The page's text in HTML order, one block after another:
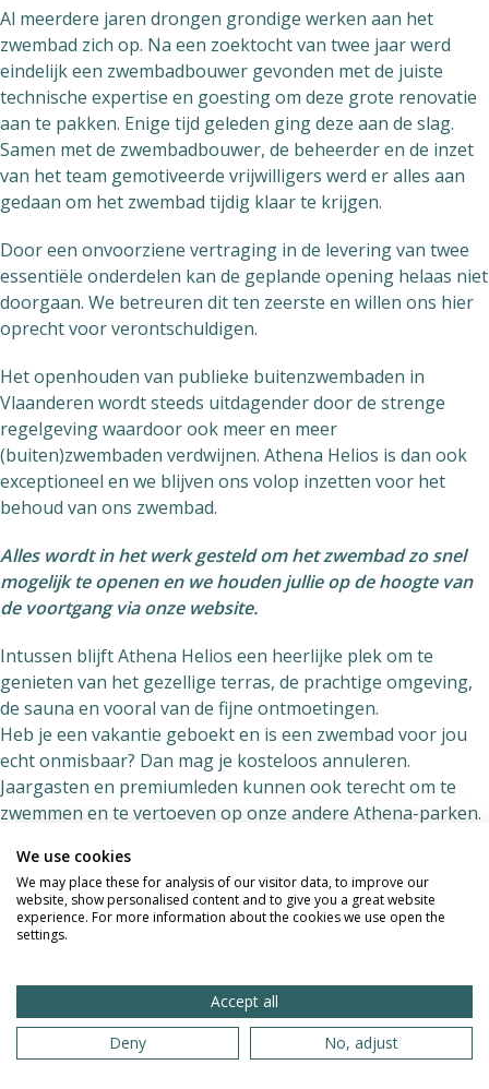
Al meerdere jaren drongen grondige werken aan het
zwembad zich op. Na een zoektocht van twee jaar werd
eindelijk een zwembadbouwer gevonden met de juiste
technische expertise en goesting om deze grote renovatie
aan te pakken. Enige tijd geleden ging deze aan de slag.
Samen met de zwembadbouwer, de beheerder en de inzet
van het team gemotiveerde vrijwilligers werd er alles aan
gedaan om het zwembad tijdig klaar te krijgen.
Door een onvoorziene vertraging in de levering van twee
essentiële onderdelen kan de geplande opening helaas niet
doorgaan. We betreuren dit ten zeerste en willen ons hier
oprecht voor verontschuldigen.
Het openhouden van publieke buitenzwembaden in
Vlaanderen wordt steeds uitdagender door de strenge
regelgeving waardoor ook meer en meer
(buiten)zwembaden verdwijnen. Athena Helios is dan ook
exceptioneel en we blijven ons volop inzetten voor het
behoud van ons zwembad.
Alles wordt in het werk gesteld om het zwembad zo snel
mogelijk te openen en we houden jullie op de hoogte van
de voortgang via onze website.
Intussen blijft Athena Helios een heerlijke plek om te
genieten van het gezellige terras, de prachtige omgeving,
de sauna en vooral van de fijne ontmoetingen.
Heb je een vakantie geboekt en is een zwembad voor jou
echt onmisbaar? Dan mag je kosteloos annuleren.
Jaargasten en premiumleden kunnen ook terecht om te
zwemmen en te vertoeven op onze andere Athena-parken.
Wanneer we het zwembad openen, nodigen we jullie
allemaal graag uit om dit moment samen te vieren. Op die
dag heb je gratis toegang, kan je een frisse duik komen
nemen en trakteren we op een drankje voor alle
Nogmaals bedankt voor jullie begrip en vertrouwen. We
hopen samen met jullie snel weer van het zwembad te
kunnen genieten.
We use cookies
We may place these for analysis of our visitor data, to improve our
website, show personalised content and to give you a great website
experience. For more information about the cookies we use open the
settings.
Accept all
Deny
No, adjust